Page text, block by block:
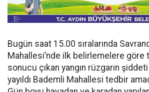
Bugün saat 15.00 sıralarında
Mahallesi’nde ilk belirlemelere göre
sonucu çıkan yangın rüzgarın
yayıldı Bademli Mahallesi tedbir